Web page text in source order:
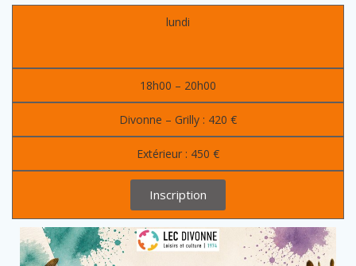
lundi
18h00 – 20h00
Divonne – Grilly : 420 €
Extérieur : 450 €
Inscription